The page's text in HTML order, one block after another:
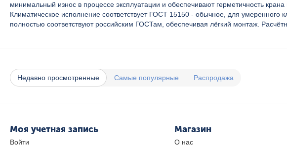
минимальный износ в процессе эксплуатации и обеспечивают герметичность
Климатическое исполнение соответствует ГОСТ 15150 - обычное, для
полностью соответствуют российским ГОСТам, обеспечивая лёгкий монтаж.
Недавно просмотренные Самые популярные Распродажа
Моя учетная запись
Войти
Магазин
О нас